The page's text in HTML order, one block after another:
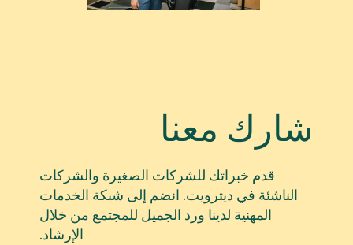
شارك معنا
قدم خبراتك للشركات الصغيرة والشركات
الناشئة في ديترويت. انضم إلى شبكة الخدمات
المهنية لدينا ورد الجميل للمجتمع من خلال
الإرشاد.